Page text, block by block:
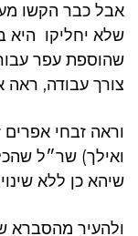
אבל כבר הקשו
שלא יחליקו היא
שהוספת עפר
צורך עבודה, ראה
וראה זבחי
ואילך) שר״ל
שיהא כן ללא
ולהעיר מהסברא